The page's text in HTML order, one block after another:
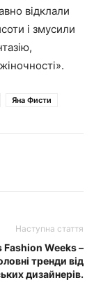
відклали
і змусили
Яна Фисти
Наступна стаття
Weeks –
тренди від
дизайнерів.